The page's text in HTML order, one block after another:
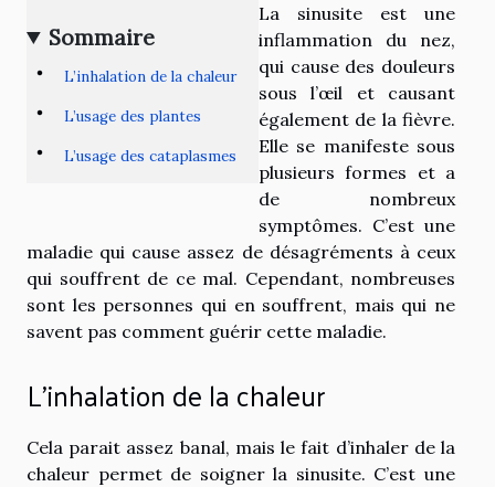
Sommaire
L’inhalation de la chaleur
L’usage des plantes
L’usage des cataplasmes
La sinusite est une
inflammation du nez,
qui cause des douleurs
sous l’œil et causant
également de la fièvre.
Elle se manifeste sous
plusieurs formes et a
de nombreux
symptômes. C’est une
maladie qui cause assez de désagréments à ceux
qui souffrent de ce mal. Cependant, nombreuses
sont les personnes qui en souffrent, mais qui ne
savent pas comment guérir cette maladie.
L’inhalation de la chaleur
Cela parait assez banal, mais le fait d’inhaler de la
chaleur permet de soigner la sinusite. C’est une